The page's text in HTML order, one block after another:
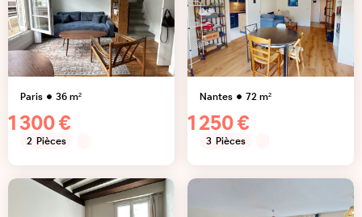
Paris 36m²
1 300 €
2 Pièces
Nantes 72m²
1 250 €
3 Pièces